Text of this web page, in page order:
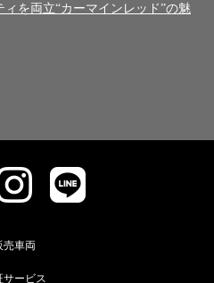
を両立“カーマインレッド”の魅
売車両
サービス